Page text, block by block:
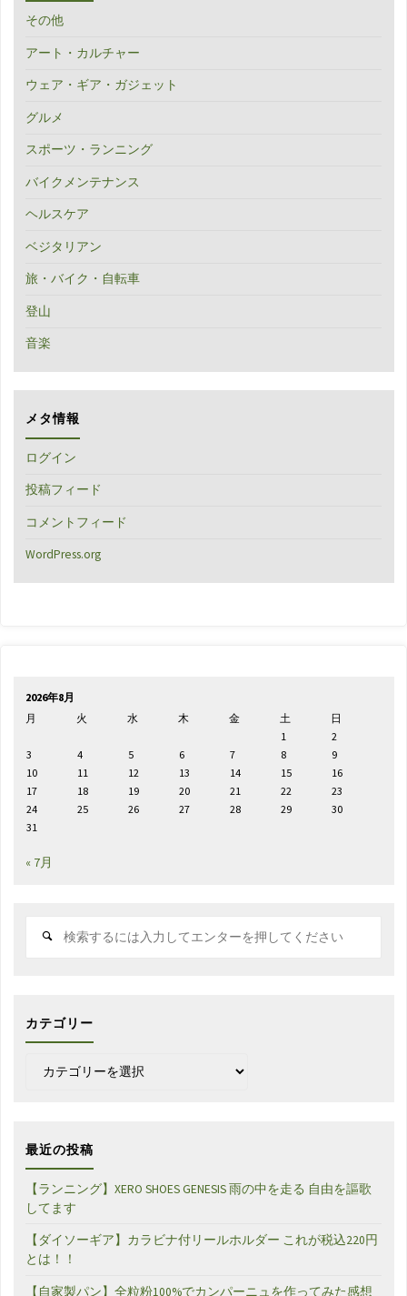
その他
アート・カルチャー
ウェア・ギア・ガジェット
グルメ
スポーツ・ランニング
バイクメンテナンス
ヘルスケア
ベジタリアン
旅・バイク・自転車
登山
音楽
メタ情報
ログイン
投稿フィード
コメントフィード
WordPress.org
2026年8月
月
火 水 木 金 土
日
1
2
3
4 5 6 7 8
9
10
11 12 13 14 15
16
17
18 19 20 21 22
23
24
25 26 27 28 29
30
31
« 7月
カテゴリー
最近の投稿
【ランニング】XERO SHOES GENESIS 雨の中を走る 自由を謳歌
してます
【ダイソーギア】カラビナ付リールホルダー これが税込220円
とは！！
【自家製パン】全粒粉100%でカンパーニュを作ってみた感想